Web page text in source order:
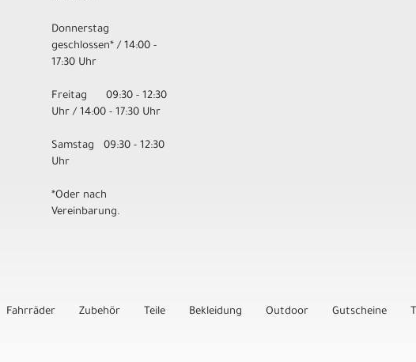
Donnerstag
geschlossen* / 14:00 -
17:30 Uhr
Freitag 09:30 - 12:30
Uhr / 14:00 - 17:30 Uhr
Samstag 09:30 - 12:30
Uhr
*Oder nach
Vereinbarung.
Fahrräder Zubehör Teile Bekleidung Outdoor Gutscheine